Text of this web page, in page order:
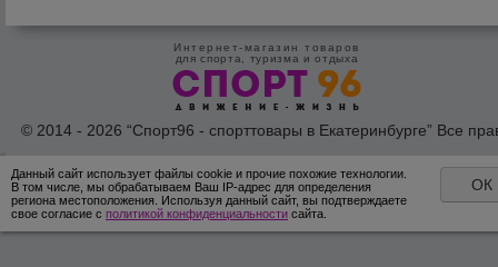
Интернет-магазин товаров
для спорта, туризма и отдыха
© 2014 - 2026 “Спорт96 - спорттовары в Екатеринбурге” Все
Данный сайт использует файлы cookie и прочие похожие технологии.
В том числе, мы обрабатываем Ваш IP-адрес для определения
региона местоположения. Используя данный сайт, вы подтверждаете
свое согласие с политикой конфиденциальности сайта.
ОК